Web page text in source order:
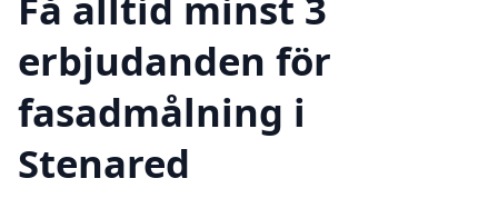
erbjudanden för
fasadmålning i
Stenared